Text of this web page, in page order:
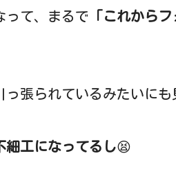
って、まるで 「これから
っ張られているみたいにも
細工になってるし😫